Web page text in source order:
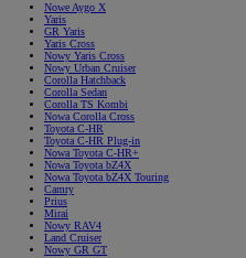
Nowe Aygo X
Yaris
GR Yaris
Yaris Cross
Nowy Yaris Cross
Nowy Urban Cruiser
Corolla Hatchback
Corolla Sedan
Corolla TS Kombi
Nowa Corolla Cross
Toyota C-HR
Toyota C-HR Plug-in
Nowa Toyota C-HR+
Nowa Toyota bZ4X
Nowa Toyota bZ4X Touring
Camry
Prius
Mirai
Nowy RAV4
Land Cruiser
Nowy GR GT